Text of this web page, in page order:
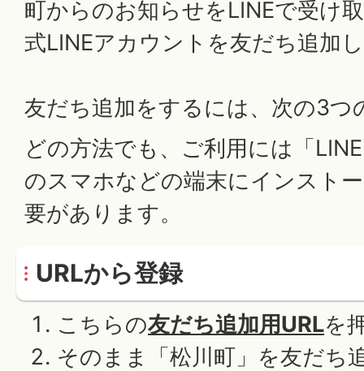
町からのお知らせをLINEで受け
式LINEアカウントを友だち追加
友だち追加をするには、次の3つ
どの方法でも、ご利用には「
のスマホなどの端末にインスト
要があります。
URLから登録
こちらの友だち追加用URLを
そのまま「松川町」を友だち